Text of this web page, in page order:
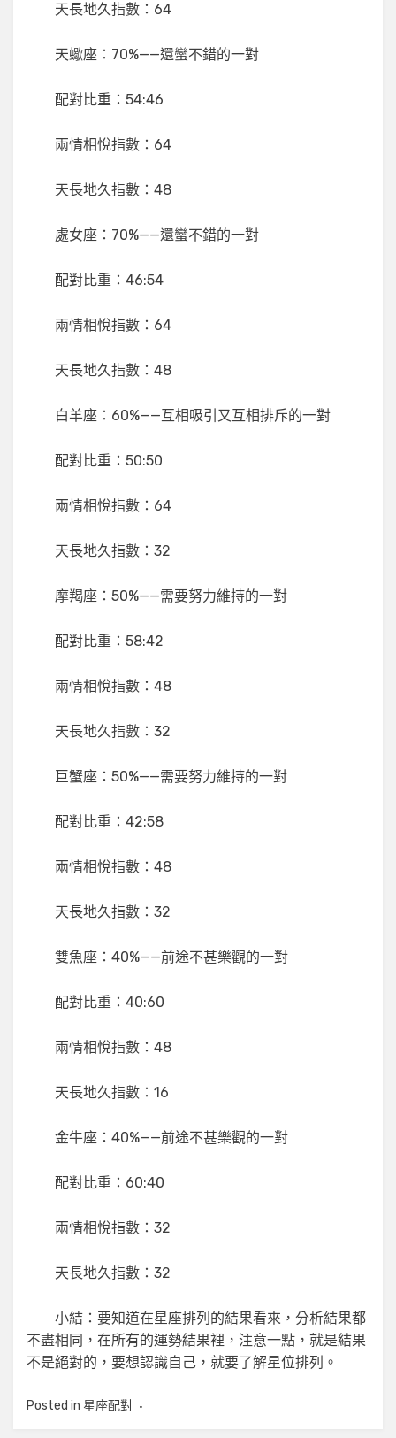
天長地久指數：64
天蠍座：70%——還蠻不錯的一對
配對比重：54:46
兩情相悅指數：64
天長地久指數：48
處女座：70%——還蠻不錯的一對
配對比重：46:54
兩情相悅指數：64
天長地久指數：48
白羊座：60%——互相吸引又互相排斥的一對
配對比重：50:50
兩情相悅指數：64
天長地久指數：32
摩羯座：50%——需要努力維持的一對
配對比重：58:42
兩情相悅指數：48
天長地久指數：32
巨蟹座：50%——需要努力維持的一對
配對比重：42:58
兩情相悅指數：48
天長地久指數：32
雙魚座：40%——前途不甚樂觀的一對
配對比重：40:60
兩情相悅指數：48
天長地久指數：16
金牛座：40%——前途不甚樂觀的一對
配對比重：60:40
兩情相悅指數：32
天長地久指數：32
小結：要知道在星座排列的結果看來，分析結果都
不盡相同，在所有的運勢結果裡，注意一點，就是結果
不是絕對的，要想認識自己，就要了解星位排列。
Posted in 星座配對